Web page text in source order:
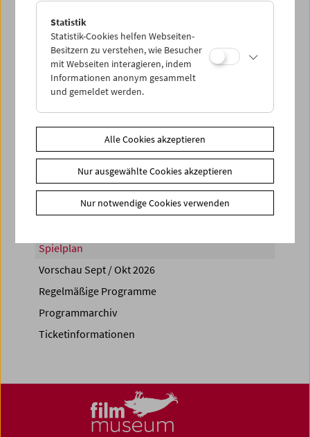
PROGRAMM ÜBERBLICK
Share on
Spielplan
Vorschau Sept / Okt 2026
Regelmäßige Programme
Programmarchiv
Ticketinformationen
Statistik
Statistik-Cookies helfen Webseiten-
Besitzern zu verstehen, wie Besucher
mit Webseiten interagieren, indem
Informationen anonym gesammelt
und gemeldet werden.
Alle Cookies akzeptieren
Nur ausgewählte Cookies akzeptieren
Nur notwendige Cookies verwenden